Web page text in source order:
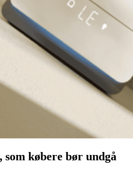
købere bør undgå